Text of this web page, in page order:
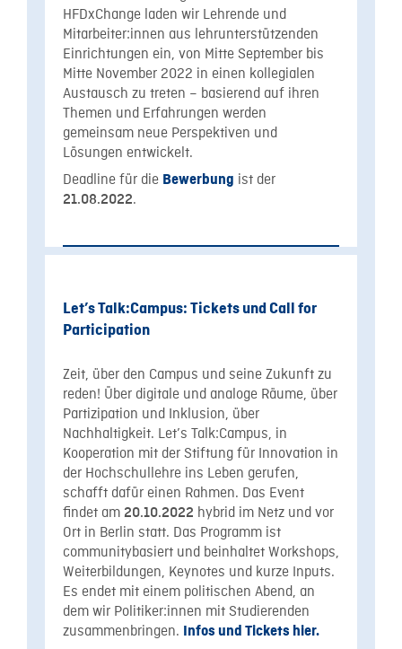
HFDxChange laden wir Lehrende und
Mitarbeiter:innen aus lehrunterstützenden
Einrichtungen ein, von Mitte September bis
Mitte November 2022 in einen kollegialen
Austausch zu treten – basierend auf ihren
Themen und Erfahrungen werden
gemeinsam neue Perspektiven und
Lösungen entwickelt.
Deadline für die Bewerbung ist der
21.08.2022.
Let’s Talk:Campus: Tickets und Call for
Participation
Zeit, über den Campus und seine Zukunft zu
reden! Über digitale und analoge Räume, über
Partizipation und Inklusion, über
Nachhaltigkeit. Let’s Talk:Campus, in
Kooperation mit der Stiftung für Innovation in
der Hochschullehre ins Leben gerufen,
schafft dafür einen Rahmen. Das Event
findet am 20.10.2022 hybrid im Netz und vor
Ort in Berlin statt. Das Programm ist
communitybasiert und beinhaltet Workshops,
Weiterbildungen, Keynotes und kurze Inputs.
Es endet mit einem politischen Abend, an
dem wir Politiker:innen mit Studierenden
zusammenbringen.
Infos und Tickets hier.